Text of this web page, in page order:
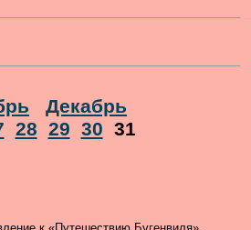
Декабрь
28 29 30 31